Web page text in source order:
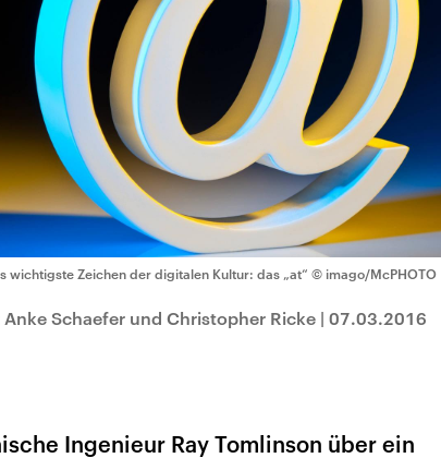
wichtigste Zeichen der digitalen Kultur: das „at“ © imago/McPHOTO
Schaefer und Christopher Ricke | 07.03.2016
Ingenieur Ray Tomlinson über ein